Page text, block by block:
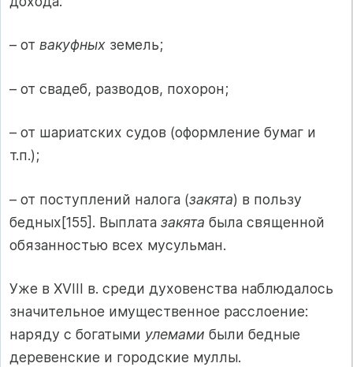
– от вакуфных земель;
– от свадеб, разводов, похорон;
– от шариатских судов (оформление бумаг и
т.п.);
– от поступлений налога (закята) в пользу
бедных[155]. Выплата закята была священной
обязанностью всех мусульман.
Уже в XVIII в. среди духовенства наблюдалось
значительное имущественное расслоение:
наряду с богатыми улемами были бедные
деревенские и городские муллы.